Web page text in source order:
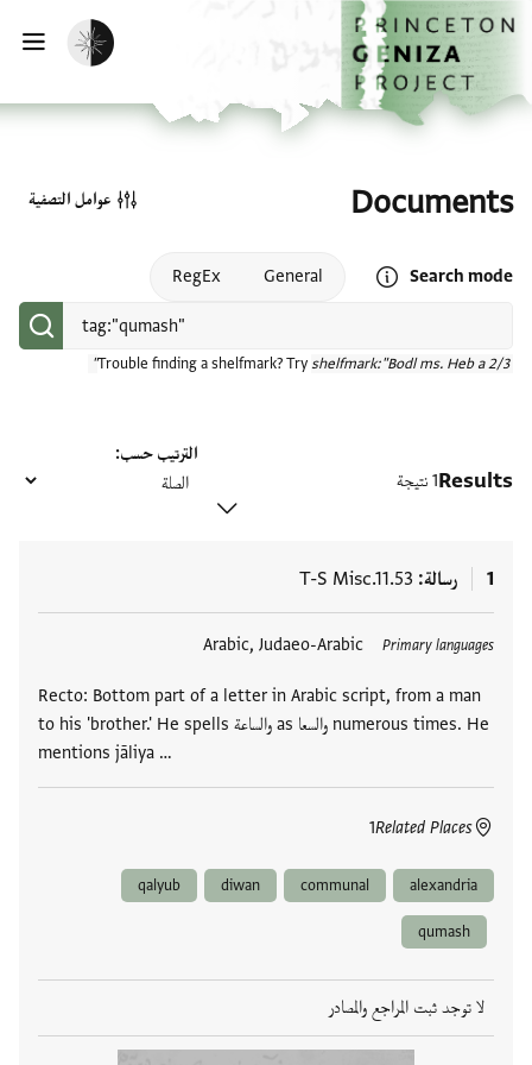
تخطي إلى المحتوى الرئيسي
الصفحة الرئيسية
تفعيل الوضع المظلم
Documents
Search mode
Open search mode help
General
RegEx
Trouble finding a shelfmark? Try shelfmark:"Bodl ms. Heb a 2/3"
عوامل التصفية
Results1 نتيجة
الترتيب حسب
1 رسالة T-S Misc.11.53
Primary languages
Arabic, Judaeo-Arabic
Recto: Bottom part of a letter in Arabic script, from a man
to his 'brother.' He spells والساعة as والسعا numerous times. He
mentions jāliya …
Related Places
1
العلامات
alexandria
communal
diwan
qalyub
qumash
لا توجد ثبت المراجع والمصادر